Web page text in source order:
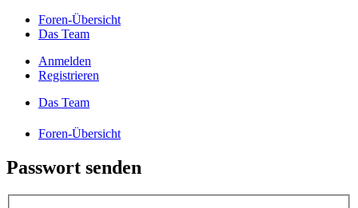
Foren-Übersicht
Das Team
Anmelden
Registrieren
Das Team
Foren-Übersicht
Passwort senden